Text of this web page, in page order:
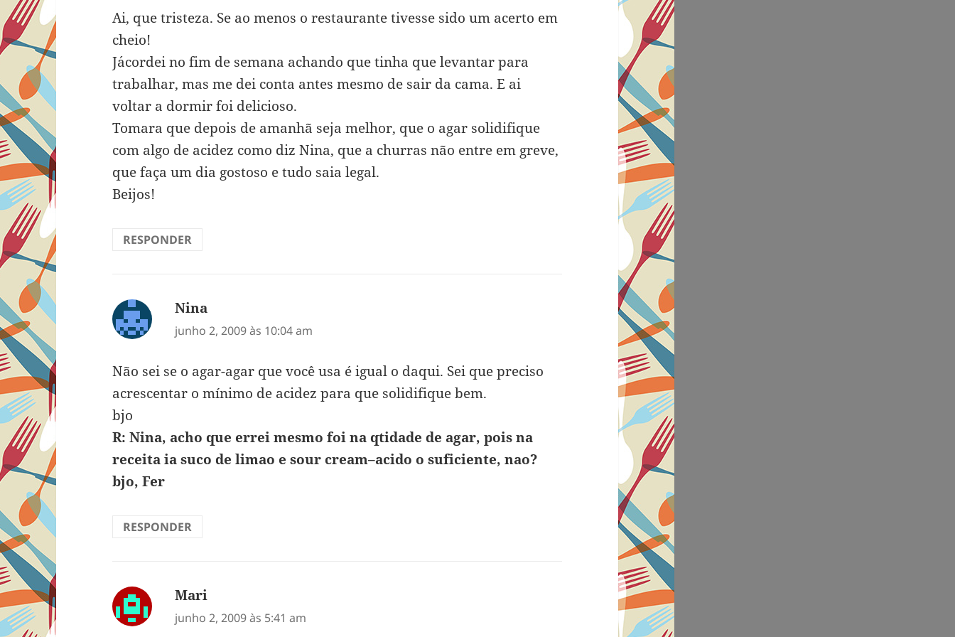
Ai, que tristeza. Se ao menos o restaurante tivesse sido um acerto em
cheio!
J´acordei no fim de semana achando que tinha que levantar para
trabalhar, mas me dei conta antes mesmo de sair da cama. E ai
voltar a dormir foi delicioso.
Tomara que depois de amanhã seja melhor, que o agar solidifique
com algo de acidez como diz Nina, que a churras não entre em greve,
que faça um dia gostoso e tudo saia legal.
Beijos!
RESPONDER
Nina
junho 2, 2009 às 10:04 am
Não sei se o agar-agar que você usa é igual o daqui. Sei que preciso
acrescentar o mínimo de acidez para que solidifique bem.
bjo
R: Nina, acho que errei mesmo foi na qtidade de agar, pois na
receita ia suco de limao e sour cream–acido o suficiente, nao?
bjo, Fer
RESPONDER
Mari
junho 2, 2009 às 5:41 am